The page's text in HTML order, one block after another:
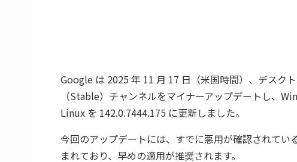
Google は 2025 年 11 月 17 日（米国時間）、デスク
（Stable）チャンネルをマイナーアップデートし、
Linux を 142.0.7444.175 に更新しました。
今回のアップデートには、すでに悪用が確認されてい
まれており、早めの適用が推奨されます。